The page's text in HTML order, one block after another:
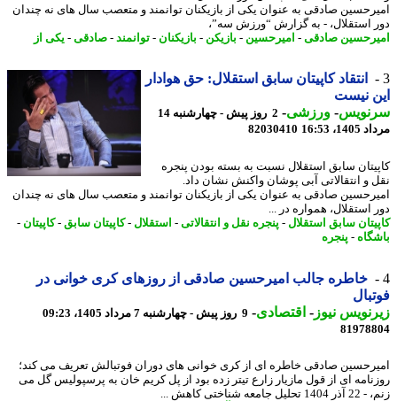
صادقی به عنوان یکی از بازیکنان توانمند و متعصب سال های نه چندان
استقلال، - به گزارش “ورزش سه”،
صادقی-امیرحسین-بازیکن -بازیکنان-توانمند -صادقی-یکی از
انتقاد کاپیتان سابق استقلال: حق هوادار
نیست
-ورزشی-
2 روز پیش - چهارشنبه 14
16:53
82030410
سابق استقلال نسبت به بسته بودن پنجره
و انتقالاتی آبی پوشان واکنش نشان داد.
صادقی به عنوان یکی از بازیکنان توانمند و متعصب سال های نه چندان
استقلال، همواره در ...
سابق استقلال-پنجره نقل و انتقالاتی-استقلال-کاپیتان سابق-کاپیتان-
-پنجره
خاطره جالب امیرحسین صادقی از روزهای کری خوانی در
نیوز-اقتصادی-9 روز پیش - چهارشنبه 7 مرداد 1405، 09:23
صادقی خاطره ای از کری خوانی های دوران فوتبالش تعریف می کند؛
ای از قول مازیار زارع تیتر زده بود از پل کریم خان به پرسپولیس گل می
شناختی کاهش ...